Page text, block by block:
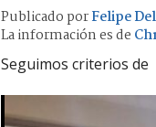
Publicado porFelipe
La información es de
Seguimos criterios de